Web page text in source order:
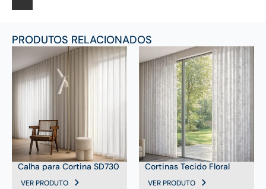
PRODUTOS RELACIONADOS
Calha para Cortina SD730
VER PRODUTO
Cortinas Tecido Floral
VER PRODUTO